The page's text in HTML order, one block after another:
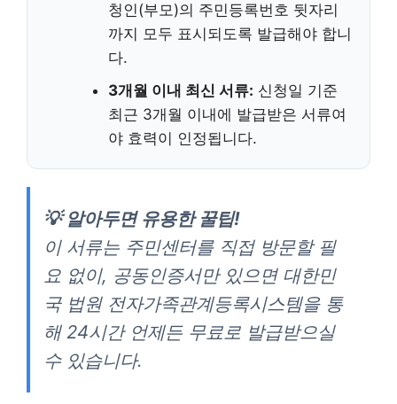
청인(부모)의 주민등록번호 뒷자리
까지 모두 표시되도록 발급해야 합니
다.
3개월 이내 최신 서류: 신청일 기준
최근 3개월 이내에 발급받은 서류여
야 효력이 인정됩니다.
💡 알아두면 유용한 꿀팁!
이 서류는 주민센터를 직접 방문할 필
요 없이, 공동인증서만 있으면 대한민
국 법원 전자가족관계등록시스템을 통
해 24시간 언제든 무료로 발급받으실
수 있습니다.